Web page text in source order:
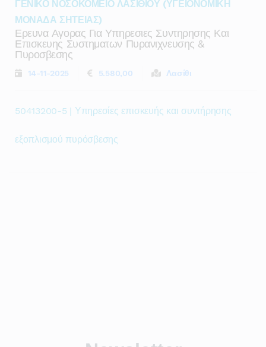
ΓΕΝΙΚΟ ΝΟΣΟΚΟΜΕΙΟ ΛΑΣΙΘΙΟΥ (ΥΓΕΙΟΝΟΜΙΚΗ
ΜΟΝΑΔΑ ΣΗΤΕΙΑΣ)
Ερευνα Αγορας Για Υπηρεσιες Συντηρησης Και
Επισκευης Συστηματων Πυρανιχνευσης &
Πυροσβεσης
14-11-2025 5.580,00 Λασίθι
50413200-5 | Υπηρεσίες επισκευής και συντήρησης
εξοπλισμού πυρόσβεσης